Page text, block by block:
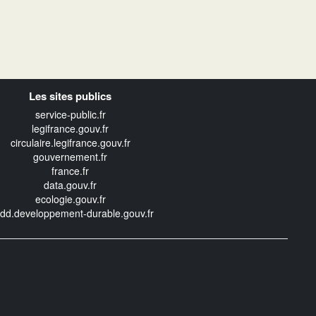
Les sites publics
service-public.fr
legifrance.gouv.fr
circulaire.legifrance.gouv.fr
gouvernement.fr
france.fr
data.gouv.fr
ecologie.gouv.fr
durable.gouv.fr